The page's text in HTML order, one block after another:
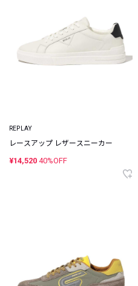
REPLAY
レースアップ レザースニーカー
¥14,520 40%OFF